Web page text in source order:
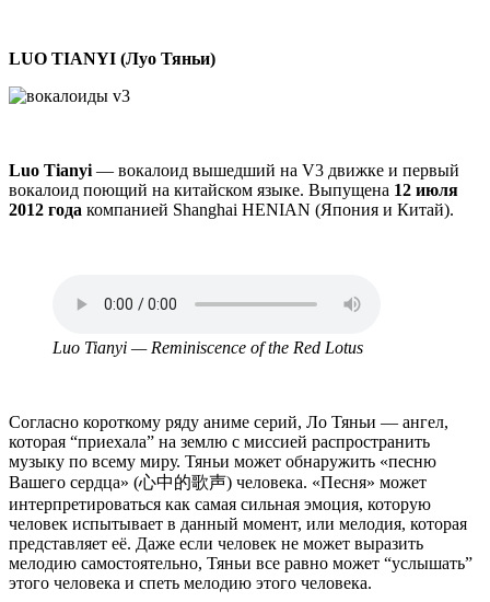
LUO TIANYI (Луо Тяньи)
Luo Tianyi— вокалоид вышедший на V3 движке и первый
вокалоид поющий на китайском языке. Выпущена 12 июля
2012 года компанией Shanghai HENIAN (Япония и Китай).
файл
Luo Tianyi — Reminiscence of the Red Lotus
Согласно короткому ряду аниме серий, Ло Тяньи — ангел,
которая “приехала” на землю с миссией распространить
музыку по всему миру. Тяньи может обнаружить «песню
Вашего сердца» (心中的歌声) человека. «Песня» может
интерпретироваться как самая сильная эмоция, которую
человек испытывает в данный момент, или мелодия, которая
представляет её. Даже если человек не может выразить
мелодию самостоятельно, Тяньи все равно может “услышать”
этого человека и спеть мелодию этого человека.